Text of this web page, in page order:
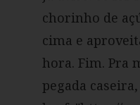
chorinho de
cima e
hora. Fim. Pra
pegada caseira,